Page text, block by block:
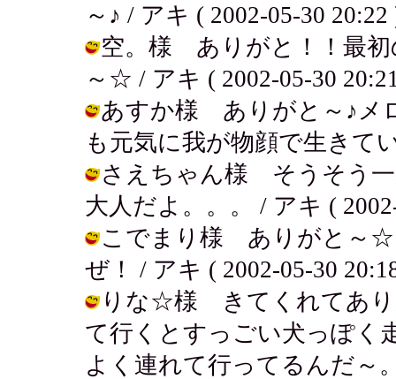
～♪ / アキ ( 2002-05-30 20:22
空。様 ありがと！！最初
～☆ / アキ ( 2002-05-30
あすか様 ありがと～♪メ
も元気に我が物顔で生きて
さえちゃん様 そうそう一
大人だよ。。。 / アキ (
こでまり様 ありがと～
ぜ！ / アキ ( 2002-05-30
りな☆様 きてくれてあり
て行くとすっごい犬っぽく
よく連れて行ってるんだ～